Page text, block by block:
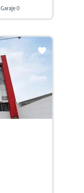
Garaje 0